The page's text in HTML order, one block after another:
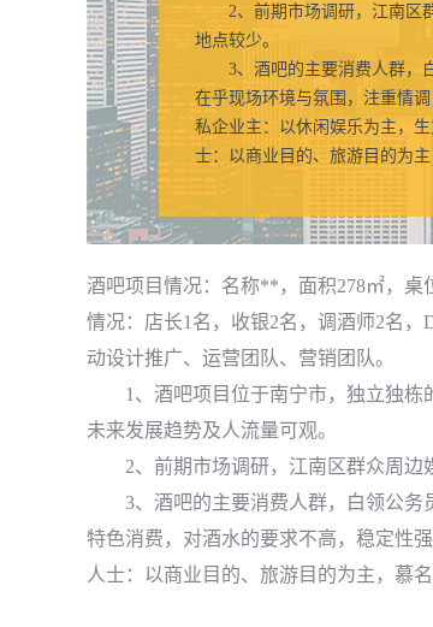
2、前期市场调研，江南区群
地点较少。
3、酒吧的主要消费人群，白
在乎现场环境与氛围，注重情
私企业主：以休闲娱乐为主，
士：以商业目的、旅游目的为
酒吧项目情况：名称**，面积278㎡，
情况：店长1名，收银2名，调酒师2名
动设计推广、运营团队、营销团队。
1、酒吧项目位于南宁市，独立独栋
未来发展趋势及人流量可观。
2、前期市场调研，江南区群众周边
3、酒吧的主要消费人群，白领公务
特色消费，对酒水的要求不高，稳定性
人士：以商业目的、旅游目的为主，慕